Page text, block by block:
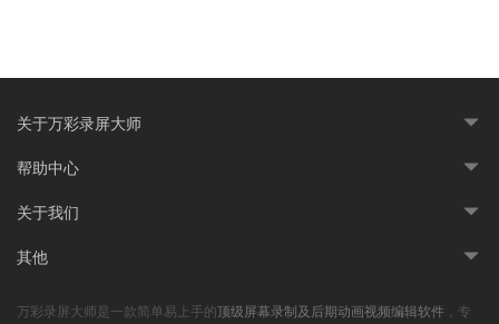
关于万彩录屏大师
帮助中心
关于我们
其他
万彩录屏大师是一款简单易上手的顶级屏幕录制及后期动画视频编辑软件 ，专